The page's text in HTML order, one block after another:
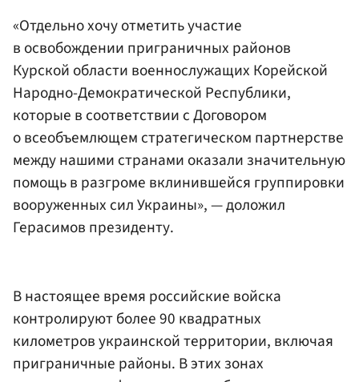
«Отдельно хочу отметить участие
в освобождении приграничных районов
Курской области военнослужащих Корейской
Народно-Демократической Республики,
которые в соответствии с Договором
о всеобъемлющем стратегическом партнерстве
между нашими странами оказали значительную
помощь в разгроме вклинившейся группировки
вооруженных сил Украины», — доложил
Герасимов президенту.
В настоящее время российские войска
контролируют более 90 квадратных
километров украинской территории, включая
приграничные районы. В этих зонах